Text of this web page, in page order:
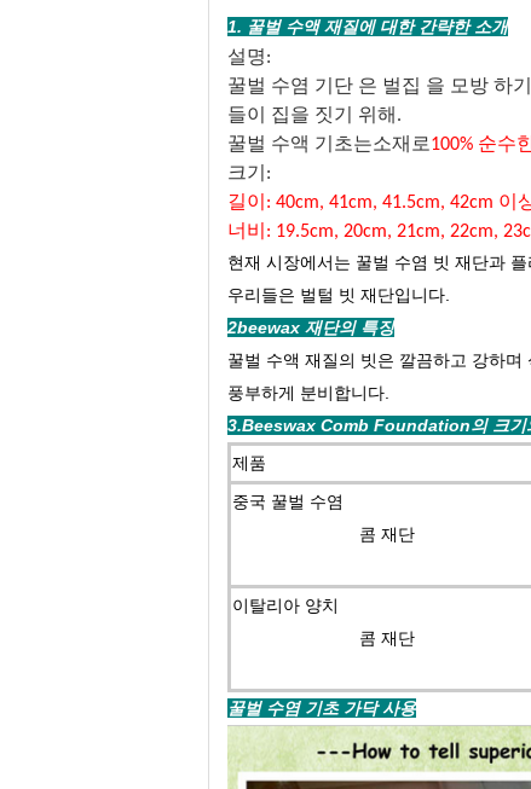
1. 꿀벌 수액 재질에 대한 간략한 소개
설명:
꿀벌 수염 기단 은 벌집 을 모방 하
들이 집을 짓기 위해 .
꿀벌 수액 기초는소재로100% 순수
크기:
길이: 40cm, 41cm, 41.5cm, 42cm 이
너비: 19.5cm, 20cm, 21cm, 22cm,
현재 시장에서는 꿀벌 수염 빗 재단과
우리들은 벌털 빗 재단입니다.
2beewax 재단의 특징
꿀벌 수액 재질의 빗은 깔끔하고 강하며
풍부하게 분비합니다.
3.Beeswax Comb Foundation의 크기
제품
중국 꿀벌 수염
콤 재단
이탈리아 양치
콤 재단
꿀벌 수염 기초 가닥 사용